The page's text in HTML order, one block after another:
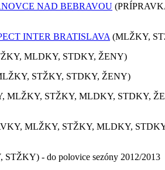
NAD BEBRAVOU
INTER BRATISLAVA (MLŽKY,
MLDKY, STDKY, ŽENY)
STŽKY, STDKY, ŽENY)
MLŽKY, STŽKY, MLDKY, STDKY,
MLŽKY, STŽKY, MLDKY,
- do polovice sezóny 2012/2013